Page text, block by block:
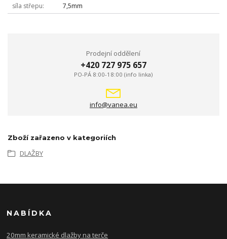
síla střepu
7,5mm
Prodejní oddělení
+420 727 975 657
PO-PÁ 8:00-18:00 (info linka)
info@vanea.eu
Zboží zařazeno v kategoriích
DLAŽBY
NABÍDKA
20mm keramické dlažby na terče